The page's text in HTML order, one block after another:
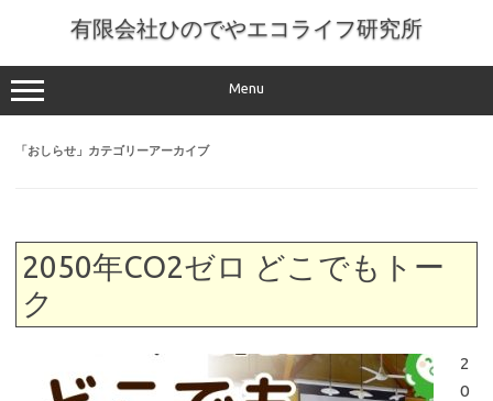
へ
ス
有限会社ひのでやエコライフ研究所
Menu
「おしらせ 」カテゴリーアーカイブ
2050年CO2ゼロ どこでもトー
ク
2
0